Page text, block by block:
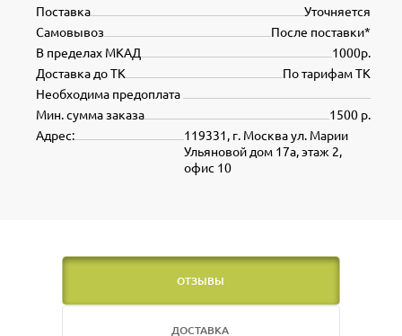
Уточняется
Поставка
После поставки*
Самовывоз
1000р.
В пределах МКАД
По тарифам ТК
Доставка до ТК
Необходима предоплата
1500 р.
Мин. сумма заказа
119331, г. Москва ул. Марии
Ульяновой дом 17а, этаж 2,
офис 10
Адрес:
ОТЗЫВЫ
ДОСТАВКА